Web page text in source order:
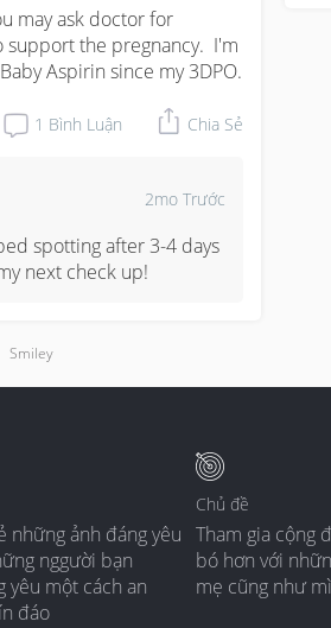
may ask doctor for
the pregnancy.  I'm
Aspirin since my 3DPO.
1 Bình Luận Chia Sẻ
2mo Trước
spotting after 3-4 days
next check up!
Smiley
những ảnh đáng yêu
nggười bạn
yêu một cách an
đáo
Chủ đề
Tham gia cộng
bó hơn với
mẹ cũng như